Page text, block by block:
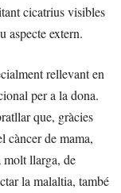
cicatrius visibles
aspecte extern.
rellevant en
per a la dona.
que, gràcies
càncer de mama,
molt llarga, de
la malaltia, també